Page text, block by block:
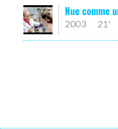
Nue comme
2003 21'